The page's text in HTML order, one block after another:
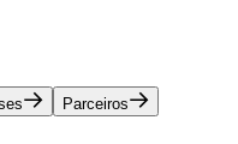
Parceiros​​